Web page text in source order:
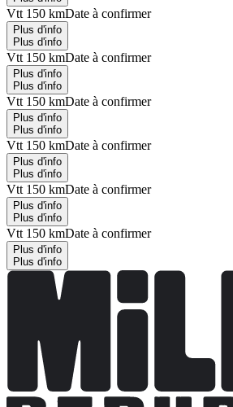
Vtt 150 kmDate à confirmer
Plus d'info
Plus d'info
Vtt 150 kmDate à confirmer
Plus d'info
Plus d'info
Vtt 150 kmDate à confirmer
Plus d'info
Plus d'info
Vtt 150 kmDate à confirmer
Plus d'info
Plus d'info
Vtt 150 kmDate à confirmer
Plus d'info
Plus d'info
Vtt 150 kmDate à confirmer
Plus d'info
Plus d'info